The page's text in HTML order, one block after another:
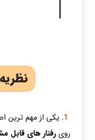
یکی از مهم ترین
روی رفتار های قابل